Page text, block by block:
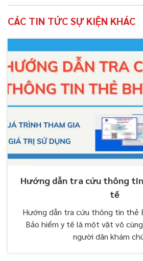
CÁC TIN TỨC SỰ KIỆN KHÁC
Hướng dẫn tra cứu thông
tế
Hướng dẫn tra cứu thông tin thẻ
Bảo hiểm y tế là một vật vô
người dân khám